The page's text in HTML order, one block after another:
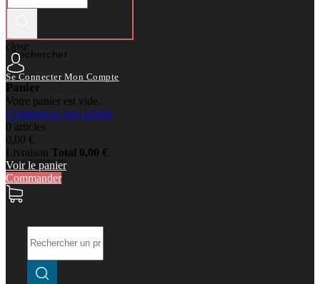
Rechercher
close
Se Connecter Mon Compte
Panier
Votre panier est vide.
Commencer mes achats
0 articles
0,00 €
Livraison Total 0,00 €
Voir le panier
Commander